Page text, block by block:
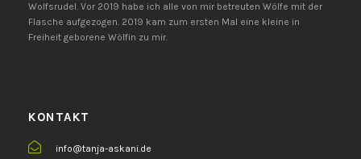
Wolfsrudel. Vor 2019 habe ich alle von mir betreuten Wölfe mit der
Flasche aufgezogen. 2019 kam zum ersten Mal eine kleine in
Freiheit geborene Wölfin zu mir.
KONTAKT
info@tanja-askani.de